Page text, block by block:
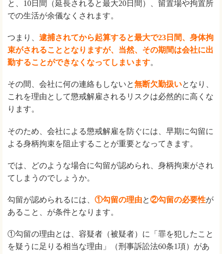
と、10日間（延長されると最大20日間）、留置場や拘置所
での生活が余儀なくされます。
つまり、 逮捕されてから起算すると最大で23日間、身体拘
束がされることとなりますが、当然、その期間は会社に出
勤することができなくなってしまいます。
その間、会社に何の連絡もしないと無断欠勤扱いとなり、
これを理由として懲戒解雇されるリスクは必然的に高くな
ります。
そのため、会社による懲戒解雇を防ぐには、早期に勾留に
よる身柄拘束を阻止することが重要となってきます。
では、どのような場合に勾留が認められ、身柄拘束がされ
てしまうのでしょうか。
勾留が認められるには、 ①勾留の理由と②勾留の必要性が
あること、が条件となります。
①勾留の理由とは、容疑者（被疑者）に「罪を犯したこと
を疑うに足りる相当な理由」（刑事訴訟法60条1項）があ